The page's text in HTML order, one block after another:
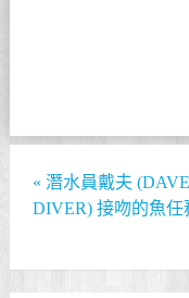
« 潛水員戴夫
DIVER) 接吻的魚任